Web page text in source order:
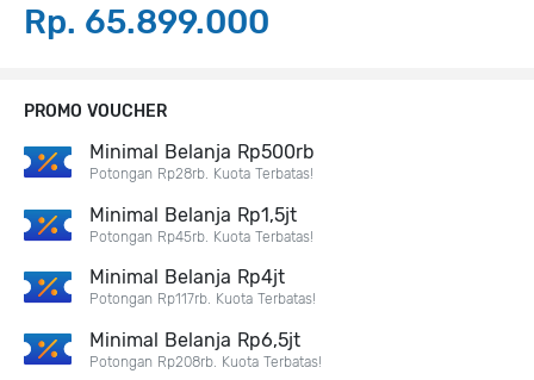
Rp. 65.899.000
PROMO VOUCHER
Minimal Belanja Rp500rb
Potongan Rp28rb. Kuota Terbatas!
Minimal Belanja Rp1,5jt
Potongan Rp45rb. Kuota Terbatas!
Minimal Belanja Rp4jt
Potongan Rp117rb. Kuota Terbatas!
Minimal Belanja Rp6,5jt
Potongan Rp208rb. Kuota Terbatas!